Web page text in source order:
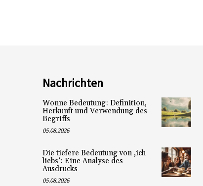
Nachrichten
Wonne Bedeutung: Definition,
Herkunft und Verwendung des
Begriffs
05.08.2026
Die tiefere Bedeutung von ‚ich
liebs‘: Eine Analyse des
Ausdrucks
05.08.2026